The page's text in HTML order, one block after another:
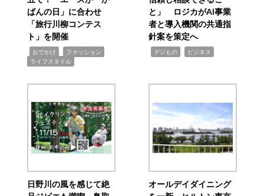
ばんの日」に合わせ
「旅行川柳コンテス
ト」を開催
おでかけ ファッション
ライフスタイル
と」 ロジカがAI事業
者と導入機関の共通指
針案を策定へ
デジもの ビジネス
日野川の風を感じて絶
オールデイダイニング